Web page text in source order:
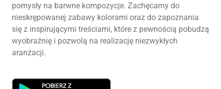
pomysły na barwne kompozycje. Zachęcamy do
nieskrępowanej zabawy kolorami oraz do zapoznania
się z inspirującymi treściami, które z pewnością pobudzą
wyobraźnię i pozwolą na realizację niezwykłych
aranżacji.